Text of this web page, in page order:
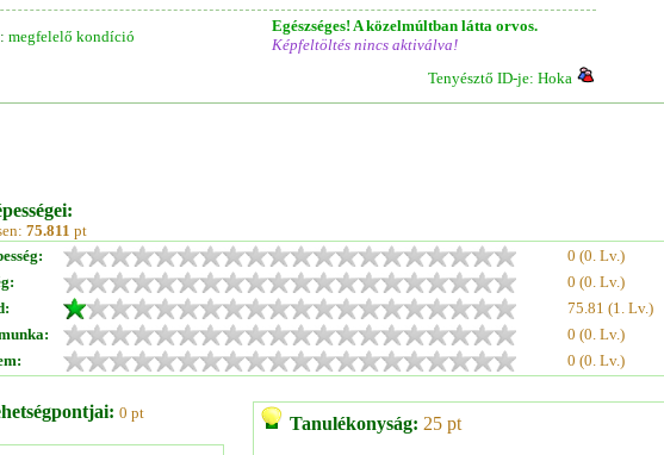
megfelelő kondíció
Egészséges! A közelmúltban látta orvos.
Képfeltöltés nincs aktiválva!
Tenyésztő ID-je: Hoka
75.811 pt
0 (0. Lv.)
0 (0. Lv.)
75.81 (1. Lv.)
0 (0. Lv.)
0 (0. Lv.)
0 pt
Tanulékonyság: 25 pt